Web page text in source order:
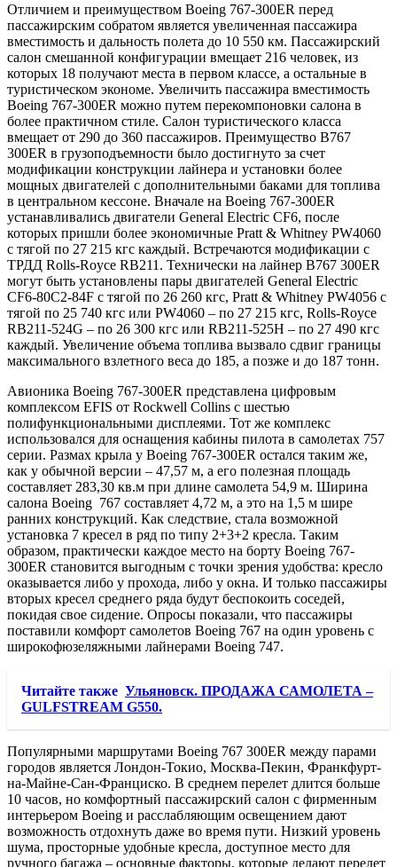
Отличием и преимуществом Boeing 767-300ER перед
пассажирским собратом является увеличенная пассажира
вместимость и дальность полета до 10 550 км. Пассажирский
салон смешанной конфигурации вмещает 216 человек, из
которых 18 получают места в первом классе, а остальные в
туристическом экономе. Увеличить пассажира вместимость
Boeing 767-300ER можно путем перекомпоновки салона в
более практичном стиле. Салон туристического класса
вмещает от 290 до 360 пассажиров. Преимущество B767
300ER в грузоподъемности было достигнуто за счет
модификации конструкции лайнера и установки более
мощных двигателей с дополнительными баками для топлива
в центральном кессоне. Вначале на Boeing 767-300ER
устанавливались двигатели General Electric CF6, после
которых пришли более экономичные Pratt & Whitney PW4060
с тягой по 27 215 кгс каждый. Встречаются модификации с
ТРДД Rolls-Royce RB211. Технически на лайнер B767 300ER
могут быть установлены пары двигателей General Electric
CF6-80C2-84F с тягой по 26 260 кгс, Pratt & Whitney PW4056 с
тягой по 25 740 кгс или PW4060 – по 27 215 кгс, Rolls-Royce
RB211-524G – по 26 300 кгс или RB211-525Н – по 27 490 кгс
каждый. Увеличение объема топлива вызвало сдвиг границы
максимального взлетного веса до 185, а позже и до 187 тонн.
Авионика Boeing 767-300ER представлена цифровым
комплексом EFIS от Rockwell Collins c шестью
полифункциональными дисплеями. Тот же комплекс
использовался для оснащения кабины пилота в самолетах 757
серии. Размах крыла у Boeing 767-300ER остался таким же,
как у обычной версии – 47,57 м, а его полезная площадь
составляет 283,30 кв.м при длине самолета 54,9 м. Ширина
салона Boeing 767 составляет 4,72 м, а это на 1,5 м шире
ранних конструкций. Как следствие, стала возможной
установка 7 кресел в ряд по типу 2+3+2 кресла. Таким
образом, практически каждое место на борту Boeing 767-
300ER становится выгодным с точки зрения удобства: кресло
оказывается либо у прохода, либо у окна. И только пассажиры
вторых кресел среднего ряда будут беспокоить соседей,
покидая свое сидение. Опросы показали, что пассажиры
поставили комфорт самолетов Boeing 767 на один уровень с
широкофюзеляжными лайнерами Boeing 747.
Читайте также Ульяновск. ПРОДАЖА САМОЛЕТА –
GULFSTREAM G550.
Популярными маршрутами Boeing 767 300ER между парами
городов является Лондон-Токио, Москва-Пекин, Франкфурт-
на-Майне-Сан-Франциско. В среднем перелет длится больше
10 часов, но комфортный пассажирский салон с фирменным
интерьером Boeing и расслабляющим освещением дают
возможность отдохнуть даже во время пути. Низкий уровень
шума, просторные удобные кресла, доступное место для
ручного багажа – основные факторы, которые делают перелет